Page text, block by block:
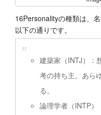
16Personalityの種類は、
以下の通りです。
建築家（INTJ）：
考の持ち主。あら
る。
論理学者（INTP）